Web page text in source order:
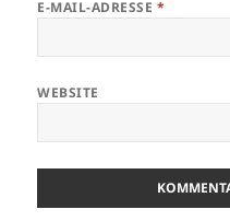
E-MAIL-ADRESSE *
WEBSITE